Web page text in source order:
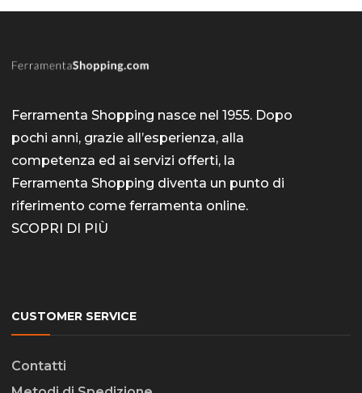
Ferramenta Shopping nasce nel 1955. Dopo
pochi anni, grazie all’esperienza, alla
competenza ed ai servizi offerti, la
Ferramenta Shopping diventa un punto di
riferimento come ferramenta online.
SCOPRI DI PIÙ
CUSTOMER SERVICE
Contatti